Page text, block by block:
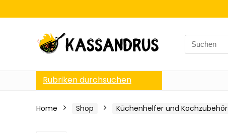
Search
for:
Rubriken durchsuchen
Home Shop Küchenhelfer und Kochzubehör